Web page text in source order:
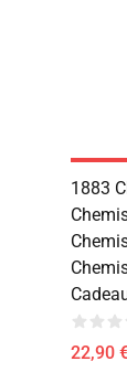
1883
22,90